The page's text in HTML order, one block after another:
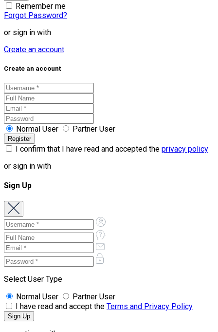
Remember me
Forgot Password?
or sign in with
Create an account
Create an account
Normal User Partner User
I confirm that I have read and accepted the privacy policy
or sign in with
Sign Up
Select User Type
Normal User
Partner User
I have read and accept the Terms and Privacy Policy